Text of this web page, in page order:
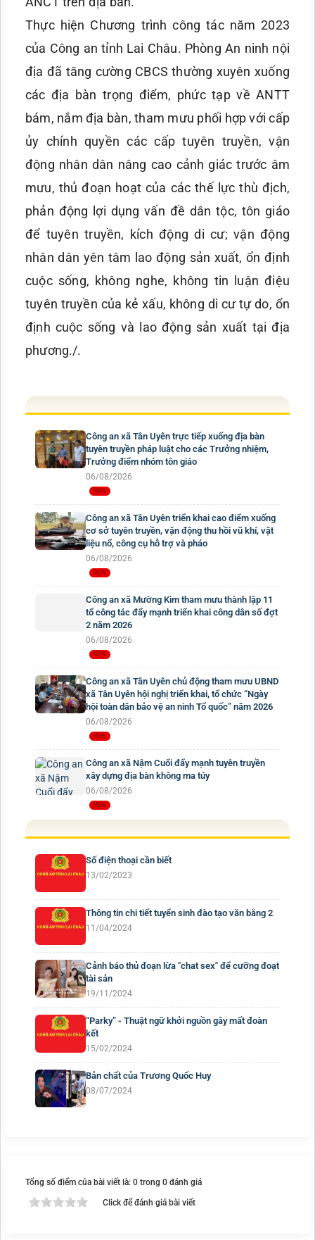
Thực hiện Chương trình công tác năm 2023
của Công an tỉnh Lai Châu. Phòng An ninh nội
địa đã tăng cường CBCS thường xuyên xuống
các địa bàn trọng điểm, phức tạp về ANTT
bám, nắm địa bàn, tham mưu phối hợp với cấp
ủy chính quyền các cấp tuyên truyền, vận
động nhân dân nâng cao cảnh giác trước âm
mưu, thủ đoạn hoạt của các thế lực thù địch,
phản động lợi dụng vấn đề dân tộc, tôn giáo
để tuyên truyền, kích động di cư; vận động
nhân dân yên tâm lao động sản xuất, ổn định
cuộc sống, không nghe, không tin luận điệu
tuyên truyền của kẻ xấu, không di cư tự do, ổn
định cuộc sống và lao động sản xuất tại địa
phương./.
Công an xã Tân Uyên trực tiếp xuống địa bàn
tuyên truyền pháp luật cho các Trưởng nhiệm,
Trưởng điểm nhóm tôn giáo
06/08/2026
Công an xã Tân Uyên triển khai cao điểm xuống
cơ sở tuyên truyền, vận động thu hồi vũ khí, vật
liệu nổ, công cụ hỗ trợ và pháo
06/08/2026
Công an xã Mường Kim tham mưu thành lập 11
tổ công tác đẩy mạnh triển khai công dân số đợt
2 năm 2026
06/08/2026
Công an xã Tân Uyên chủ động tham mưu UBND
xã Tân Uyên hội nghị triển khai, tổ chức “Ngày
hội toàn dân bảo vệ an ninh Tổ quốc” năm 2026
06/08/2026
Công an xã Nậm Cuổi đẩy mạnh tuyên truyền
xây dựng địa bàn không ma túy
06/08/2026
Số điện thoại cần biết
13/02/2023
Thông tin chi tiết tuyển sinh đào tạo văn bằng 2
11/04/2024
Cảnh báo thủ đoạn lừa "chat sex" để cưỡng đoạt
tài sản
19/11/2024
“Parky” - Thuật ngữ khởi nguồn gây mất đoàn
kết
15/02/2024
Bản chất của Trương Quốc Huy
08/07/2024
Tổng số điểm của bài viết là: 0 trong 0 đánh giá
Click để đánh giá bài viết